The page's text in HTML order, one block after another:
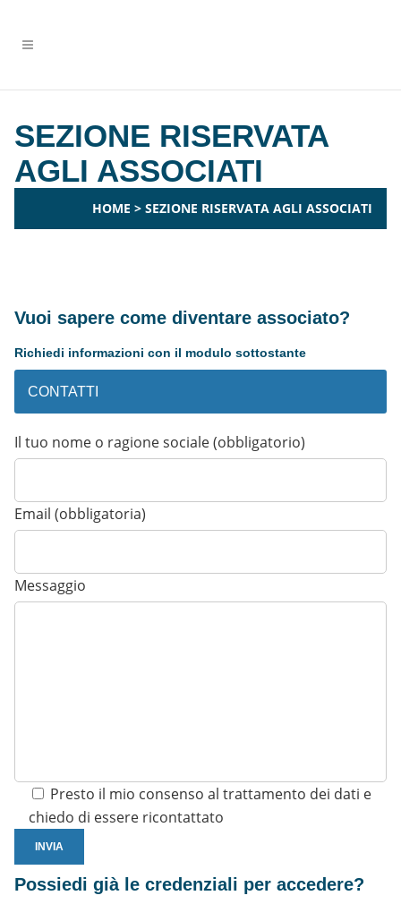
SEZIONE RISERVATA
AGLI ASSOCIATI
HOME > SEZIONE RISERVATA AGLI ASSOCIATI
Vuoi sapere come diventare associato?
Richiedi informazioni con il modulo sottostante
CONTATTI
Il tuo nome o ragione sociale (obbligatorio)
Email (obbligatoria)
Messaggio
Presto il mio consenso al trattamento dei dati e
chiedo di essere ricontattato
Possiedi già le credenziali per accedere?